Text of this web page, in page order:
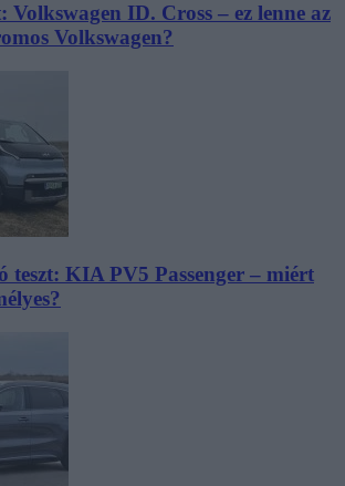
Volkswagen ID. Cross – ez lenne az
Volkswagen?
teszt: KIA PV5 Passenger – miért